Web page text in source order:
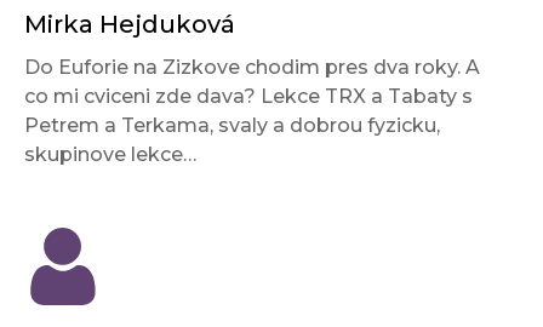
Mirka Hejduková
Do Euforie na Zizkove chodim pres dva roky. A
co mi cviceni zde dava? Lekce TRX a Tabaty s
Petrem a Terkama, svaly a dobrou fyzicku,
skupinove lekce…